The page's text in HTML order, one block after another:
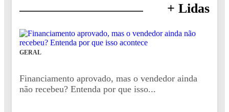
+ Lidas
GERAL
Financiamento aprovado, mas o vendedor ainda
não recebeu? Entenda por que isso...